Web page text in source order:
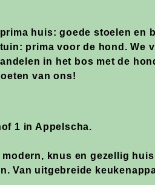
huis: goede stoelen en
prima voor de hond. We
in het bos met de
van ons!
1 in Appelscha.
knus en gezellig
Van uitgebreide